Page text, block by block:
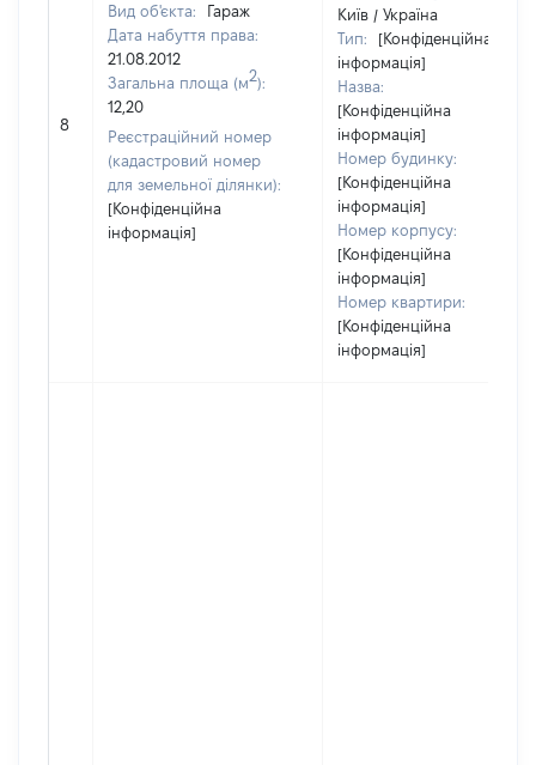
8
Вид об'єкта:
Гараж
Дата набуття права:
21.08.2012
Загальна площа (м2):
12,20
Реєстраційний номер
(кадастровий номер
для земельної ділянки):
[Конфіденційна
інформація]
Київ / Україна
Тип:
[Конфіденційна
інформація]
Назва:
[Конфіденційна
інформація]
Номер будинку:
[Конфіденційна
інформація]
Номер корпусу:
[Конфіденційна
інформація]
Номер квартири:
[Конфіденційна
інформація]